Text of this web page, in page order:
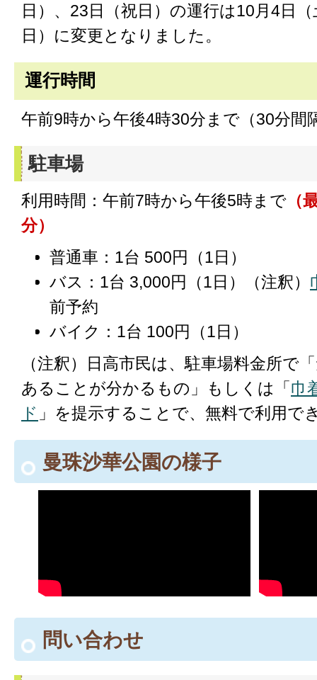
日）、23日（祝日）の運行は10月4日
日）に変更となりました。
運行時間
午前9時から午後4時30分まで（30分間
駐車場
利用時間：午前7時から午後5時まで （
分）
普通車：1台 500円（1日）
バス：1台 3,000円（1日）（注釈）
前予約
バイク：1台 100円（1日）
（注釈）日高市民は、駐車場料金所で
あることが分かるもの」もしくは「巾
ド 」を提示することで、無料で利用で
曼珠沙華公園の様子
問い合わせ